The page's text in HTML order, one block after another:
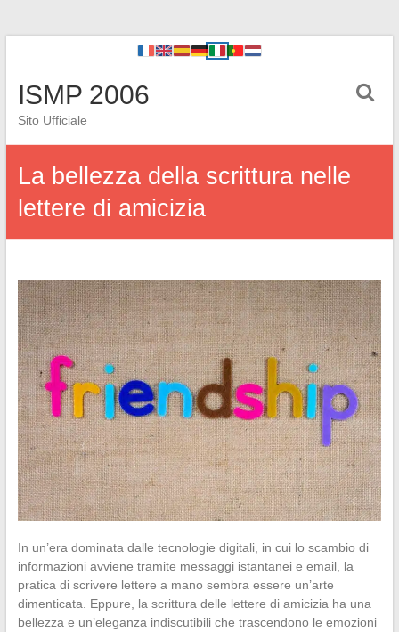
ISMP 2006
Sito Ufficiale
La bellezza della scrittura nelle
lettere di amicizia
In un’era dominata dalle tecnologie digitali, in cui lo scambio di
informazioni avviene tramite messaggi istantanei e email, la
pratica di scrivere lettere a mano sembra essere un’arte
dimenticata. Eppure, la scrittura delle lettere di amicizia ha una
bellezza e un’eleganza indiscutibili che trascendono le emozioni